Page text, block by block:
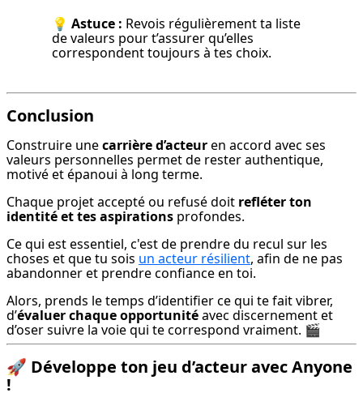
💡 Astuce : Revois régulièrement ta liste
de valeurs pour t’assurer qu’elles
correspondent toujours à tes choix.
Conclusion
Construire une carrière d’acteur en accord avec ses
valeurs personnelles permet de rester authentique,
motivé et épanoui à long terme.
Chaque projet accepté ou refusé doit refléter ton
identité et tes aspirations profondes.
Ce qui est essentiel, c'est de prendre du recul sur les
choses et que tu sois un acteur résilient, afin de ne pas
abandonner et prendre confiance en toi.
Alors, prends le temps d’identifier ce qui te fait vibrer,
d’évaluer chaque opportunité avec discernement et
d’oser suivre la voie qui te correspond vraiment. 🎬
🚀 Développe ton jeu d’acteur avec Anyone
!